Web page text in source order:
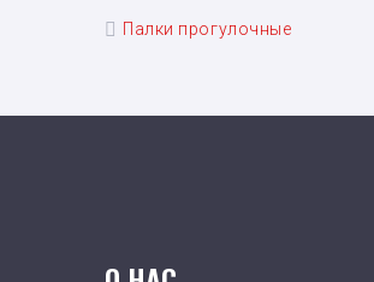
Палки прогулочные